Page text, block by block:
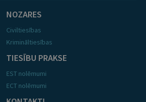
NOZARES
Civiltiesības
Krimināltiesības
TIESĪBU PRAKSE
EST nolēmumi
ECT nolēmumi